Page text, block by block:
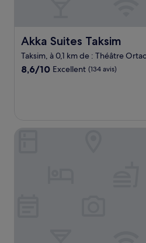
Akka Suites Taksim
Akka Suites Taksim
Taksim, à 0,1 km de : Théâtre
8.6
8,6/10 Excellent (134 avis)